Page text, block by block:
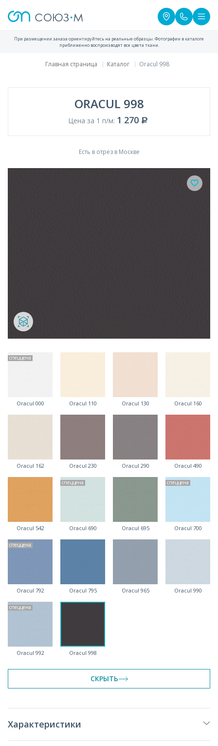
При размещении заказа ориентируйтесь на реальные образцы. Фотографии в каталоге
приближенно воспроизводят все цвета ткани.
Главная страница Каталог Oracul 998
ORACUL 998
Цена за 1 п/м: 1 270
Есть в отрез в Москве
спеццена
Oracul 000 Oracul 110 Oracul 130 Oracul 160
Oracul 162 Oracul 230 Oracul 290 Oracul 490
Oracul 542
спеццена
Oracul 690 Oracul 695
спеццена
Oracul 700
спеццена
Oracul 792 Oracul 795 Oracul 965 Oracul 990
спеццена
Oracul 992 Oracul 998
СКРЫТЬ
Характеристики